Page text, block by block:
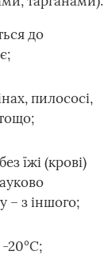
до
пилососі,
їжі (крові)
– з іншого;
20°С;